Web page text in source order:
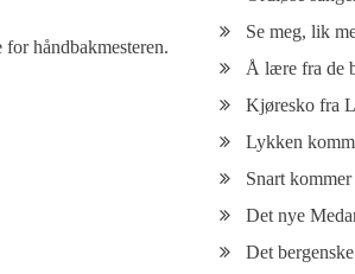
håndbakmesteren.
Se meg, lik
Å lære fra de
Kjøresko fra
Lykken
Snart
Det nye
Det